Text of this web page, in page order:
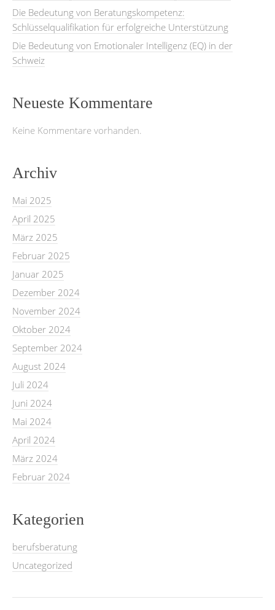
Die Bedeutung von Beratungskompetenz:
Schlüsselqualifikation für erfolgreiche Unterstützung
Die Bedeutung von Emotionaler Intelligenz (EQ) in der
Schweiz
Neueste Kommentare
Keine Kommentare vorhanden.
Archiv
Mai 2025
April 2025
März 2025
Februar 2025
Januar 2025
Dezember 2024
November 2024
Oktober 2024
September 2024
August 2024
Juli 2024
Juni 2024
Mai 2024
April 2024
März 2024
Februar 2024
Kategorien
berufsberatung
Uncategorized